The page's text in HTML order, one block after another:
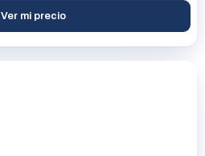
Ver mi precio